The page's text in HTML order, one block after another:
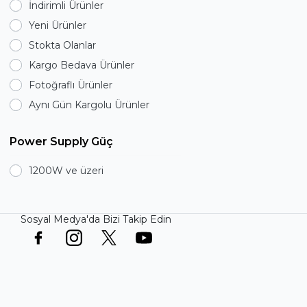
HIGH POWER
HIPER
High Power
Highpower
Hiper
HPE
Msi
POWER BOOST
POWERBOOST
İndirimli Ürünler
Yeni Ürünler
Stokta Olanlar
Kargo Bedava Ürünler
Fotoğraflı Ürünler
Aynı Gün Kargolu Ürünler
Power Supply Güç
1200W ve üzeri
Sosyal Medya'da Bizi Takip Edin